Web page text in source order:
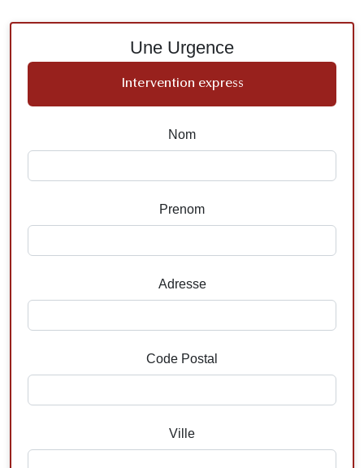
Une Urgence
Intervention express
Nom
Prenom
Adresse
Code Postal
Ville